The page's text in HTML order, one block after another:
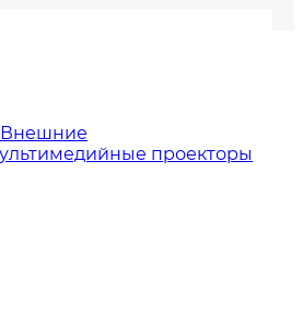
Внешние
проекторы